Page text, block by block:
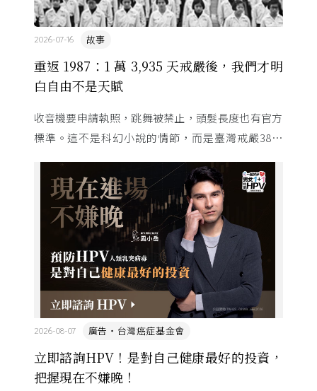
重返 1987：1 萬 3,935 天戒嚴後，我們才明
白自由不是天賦
故事
2026-07-16
收音機要申請執照，跳舞被禁止，頭髮長度也有官方
標準。這不是科幻小說的情節，而是臺灣戒嚴38年
嚴令，這段歷 ...
立即諮詢HPV！是對自己健康最好的投資，
把握現在不嫌晚！
廣告・台灣癌症基金會
2026-08-07